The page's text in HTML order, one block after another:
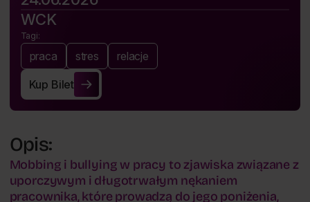
WCK
Tagi:
praca stres relacje
Kup Bilet
Kup Bilet
Opis:
Mobbing i bullying w pracy to zjawiska związane z
uporczywym i długotrwałym nękaniem
pracownika, które prowadzą do jego poniżenia,